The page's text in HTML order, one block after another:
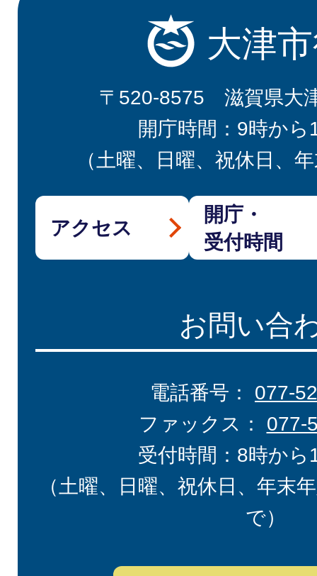
大津
〒520-8575 滋賀県大
開庁時間：9時から
（土曜、日曜、祝休日、
アクセス
開庁・
受付時間
お問い合
電話番号： 077-
ファックス： 077-
受付時間：8時から
（土曜、日曜、祝休日、年末
で）